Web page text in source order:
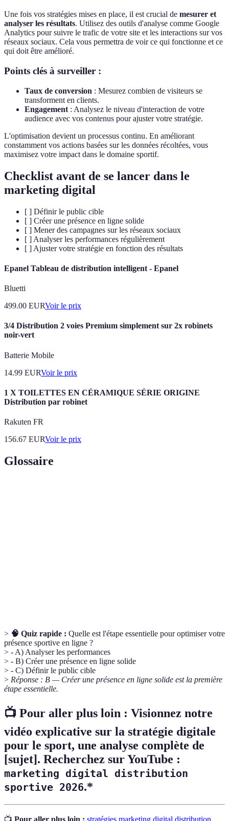
Une fois vos stratégies mises en place, il est crucial de mesurer et
analyser les résultats. Utilisez des outils d'analyse comme Google
Analytics pour suivre le trafic de votre site et les interactions sur vos
réseaux sociaux. Cela vous permettra de voir ce qui fonctionne et ce
qui doit être amélioré.
Points clés à surveiller :
Taux de conversion : Mesurez combien de visiteurs se
transforment en clients.
Engagement : Analysez le niveau d'interaction de votre
audience avec vos contenus pour ajuster votre stratégie.
L'optimisation devient un processus continu. En améliorant
constamment vos actions basées sur les données récoltées, vous
maximisez votre impact dans le domaine sportif.
Checklist avant de se lancer dans le
marketing digital
[ ] Définir le public cible
[ ] Créer une présence en ligne solide
[ ] Mener des campagnes sur les réseaux sociaux
[ ] Analyser les performances régulièrement
[ ] Ajuster votre stratégie en fonction des résultats
Epanel Tableau de distribution intelligent - Epanel
Bluetti
499.00 EURVoir le prix
3/4 Distribution 2 voies Premium simplement sur 2x robinets
noir-vert
Batterie Mobile
14.99 EURVoir le prix
1 X TOILETTES EN CÉRAMIQUE SÉRIE ORIGINE
Distribution par robinet
Rakuten FR
156.67 EURVoir le prix
Glossaire
> 🧠 Quiz rapide : Quelle est l'étape essentielle pour optimiser votre
présence sportive en ligne ?
> - A) Analyser les performances
> - B) Créer une présence en ligne solide
> - C) Définir le public cible
> Réponse : B — Créer une présence en ligne solide est la première
étape essentielle.
📺 Pour aller plus loin : Visionnez notre
vidéo explicative sur la stratégie digitale
pour le sport, une analyse complète de
[sujet]. Recherchez sur YouTube :
marketing digital distribution
sportive 2026.*
📺 Pour aller plus loin : stratégies marketing digital distribution